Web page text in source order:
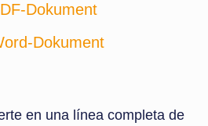
Dokument
Dokument
en una línea completa de